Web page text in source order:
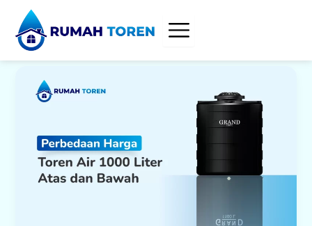
content